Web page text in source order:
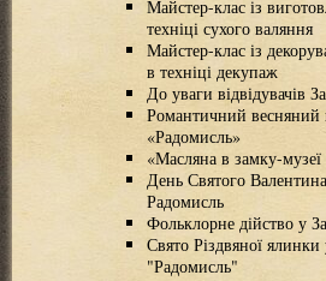
Майстер-клас із
техніці сухого валяння
Майстер-клас із
в техніці декупаж
До уваги відвідувачів
Романтичний весняний
«Радомисль»
«Масляна в замку-
День Святого
Радомисль
Фольклорне дійство у
Свято Різдвяної
"Радомисль"